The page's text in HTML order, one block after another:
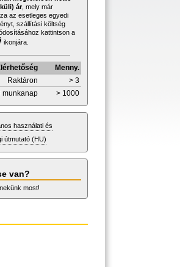
ár, mely már
az esetleges egyedi
szállítási költség
kattintson a
ikonjára.
Menny.
Raktáron
> 3
munkanap
> 1000
használati és
útmutató (HU)
van?
most!